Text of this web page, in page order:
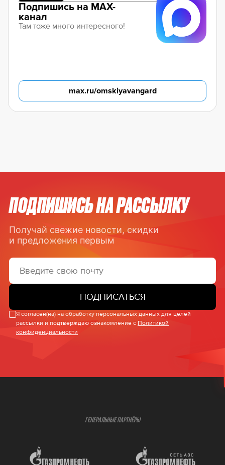
Подпишись на MAX-
канал
Там тоже много интересного!
max.ru/omskiyavangard
ПОДПИШИСЬ НА РАССЫЛКУ
Получай свежие новости, скидки
и предложения первым
ПОДПИСАТЬСЯ
Я согласен(на) на обработку персональных данных для целей
рассылки и подтверждаю ознакомление с Политикой
конфиденциальности
ГЕНЕРАЛЬНЫЕ ПАРТНЁРЫ